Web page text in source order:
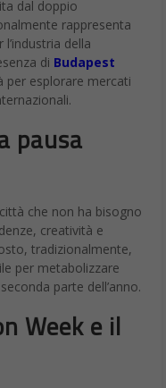
dal doppio
rappresenta
della
di Budapest
per esplorare mercati
pausa
che non ha bisogno
creatività e
tradizionalmente,
per metabolizzare
parte dell’anno.
Week e il